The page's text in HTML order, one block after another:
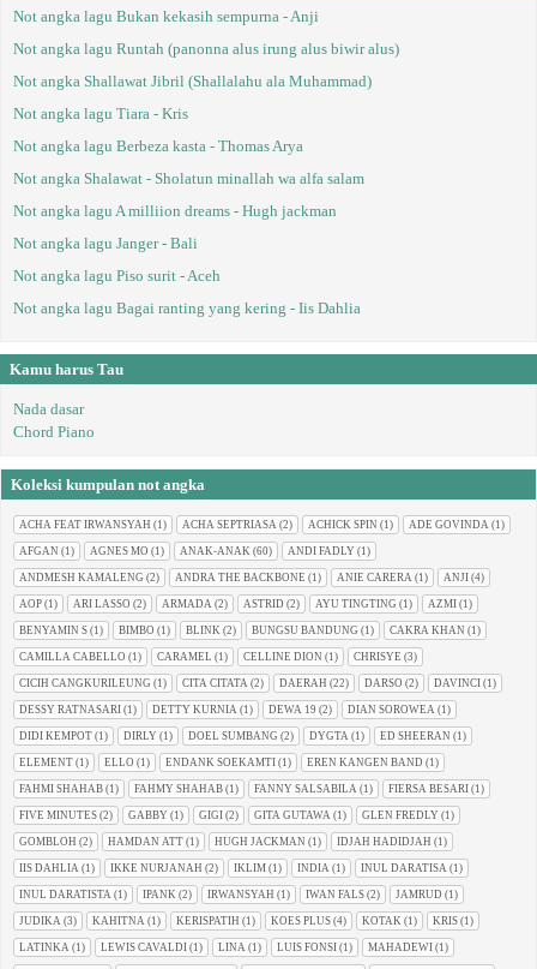
Not angka lagu Bukan kekasih sempurna - Anji
Not angka lagu Runtah (panonna alus irung alus biwir alus)
Not angka Shallawat Jibril (Shallalahu ala Muhammad)
Not angka lagu Tiara - Kris
Not angka lagu Berbeza kasta - Thomas Arya
Not angka Shalawat - Sholatun minallah wa alfa salam
Not angka lagu A milliion dreams - Hugh jackman
Not angka lagu Janger - Bali
Not angka lagu Piso surit - Aceh
Not angka lagu Bagai ranting yang kering - Iis Dahlia
Kamu harus Tau
Nada dasar
Chord Piano
Koleksi kumpulan not angka
ACHA FEAT IRWANSYAH (1) ACHA SEPTRIASA (2) ACHICK SPIN (1) ADE GOVINDA (1)
AFGAN (1) AGNES MO (1) ANAK-ANAK (60) ANDI FADLY (1)
ANDMESH KAMALENG (2) ANDRA THE BACKBONE (1) ANIE CARERA (1) ANJI (4)
AOP (1) ARI LASSO (2) ARMADA (2) ASTRID (2) AYU TINGTING (1) AZMI (1)
BENYAMIN S (1) BIMBO (1) BLINK (2) BUNGSU BANDUNG (1) CAKRA KHAN (1)
CAMILLA CABELLO (1) CARAMEL (1) CELLINE DION (1) CHRISYE (3)
CICIH CANGKURILEUNG (1) CITA CITATA (2) DAERAH (22) DARSO (2) DAVINCI (1)
DESSY RATNASARI (1) DETTY KURNIA (1) DEWA 19 (2) DIAN SOROWEA (1)
DIDI KEMPOT (1) DIRLY (1) DOEL SUMBANG (2) DYGTA (1) ED SHEERAN (1)
ELEMENT (1) ELLO (1) ENDANK SOEKAMTI (1) EREN KANGEN BAND (1)
FAHMI SHAHAB (1) FAHMY SHAHAB (1) FANNY SALSABILA (1) FIERSA BESARI (1)
FIVE MINUTES (2) GABBY (1) GIGI (2) GITA GUTAWA (1) GLEN FREDLY (1)
GOMBLOH (2) HAMDAN ATT (1) HUGH JACKMAN (1) IDJAH HADIDJAH (1)
IIS DAHLIA (1) IKKE NURJANAH (2) IKLIM (1) INDIA (1) INUL DARATISA (1)
INUL DARATISTA (1) IPANK (2) IRWANSYAH (1) IWAN FALS (2) JAMRUD (1)
JUDIKA (3) KAHITNA (1) KERISPATIH (1) KOES PLUS (4) KOTAK (1) KRIS (1)
LATINKA (1) LEWIS CAVALDI (1) LINA (1) LUIS FONSI (1) MAHADEWI (1)